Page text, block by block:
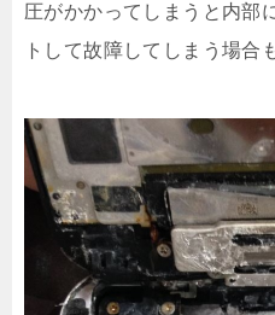
圧がかかってしまうと内部
トして故障してしまう場合